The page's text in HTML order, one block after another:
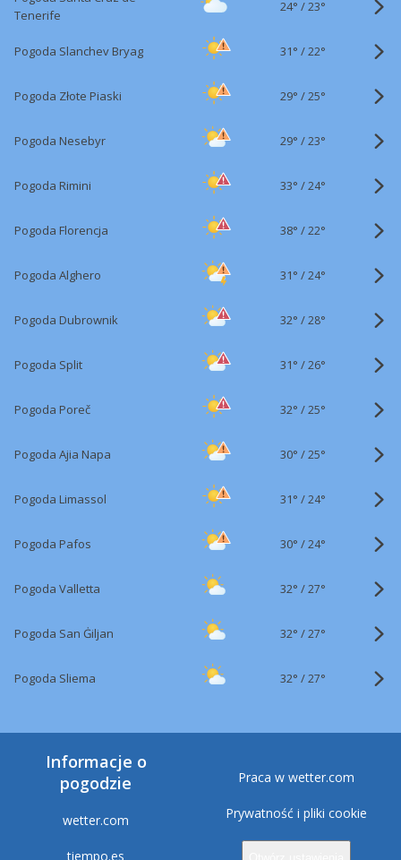
Tenerife
24° /23°
Pogoda Slanchev Bryag 31° /22°
Pogoda Złote Piaski 29° /25°
Pogoda Nesebyr 29° /23°
Pogoda Rimini 33° /24°
Pogoda Florencja 38° /22°
Pogoda Alghero 31° /24°
Pogoda Dubrownik 32° /28°
Pogoda Split 31° /26°
Pogoda Poreč 32° /25°
Pogoda Ajia Napa 30° /25°
Pogoda Limassol 31° /24°
Pogoda Pafos 30° /24°
Pogoda Valletta 32° /27°
Pogoda San Ġiljan 32° /27°
Pogoda Sliema 32° /27°
Informacje o
pogodzie
wetter.com
tiempo.es
Praca w wetter.com
Prywatność i pliki cookie